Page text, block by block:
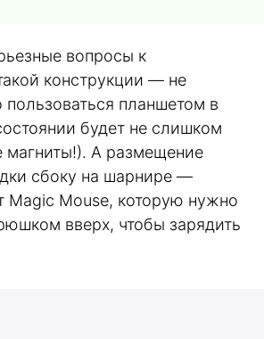
вопросы к
конструкции — не
пользоваться планшетом в
будет не слишком
магниты!). А размещение
сбоку на шарнире —
Magic Mouse, которую нужно
вверх, чтобы зарядить